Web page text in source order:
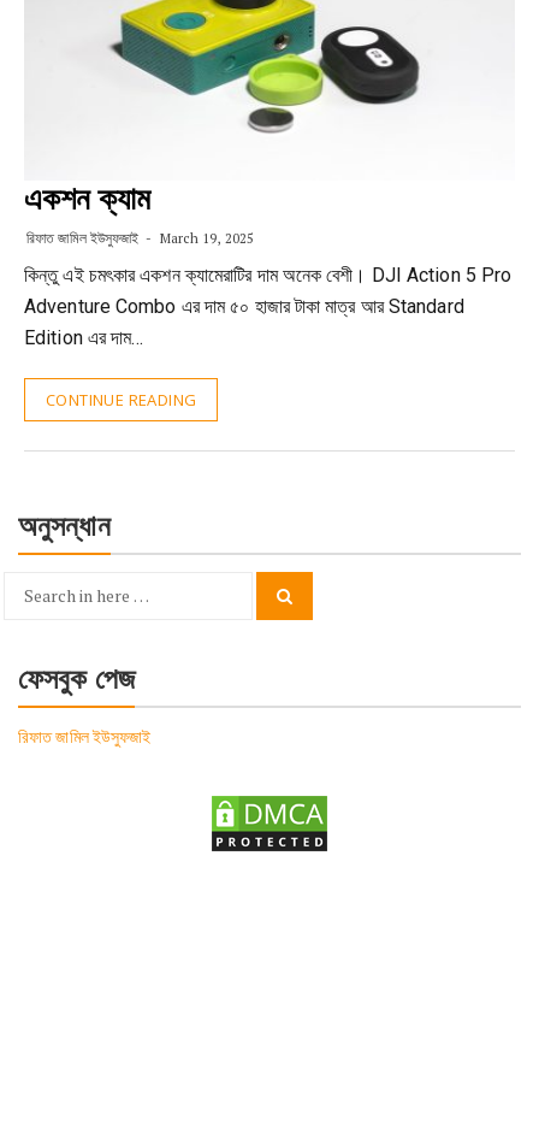
একশন ক্যাম
রিফাত জামিল ইউসুফজাই March 19, 2025
কিন্তু এই চমৎকার একশন ক্যামেরাটির দাম অনেক বেশী। DJI Action 5 Pro
Adventure Combo এর দাম ৫০ হাজার টাকা মাত্র আর Standard
Edition এর দাম…
CONTINUE READING
অনুসন্ধান
Search
ফেসবুক পেজ
রিফাত জামিল ইউসুফজাই